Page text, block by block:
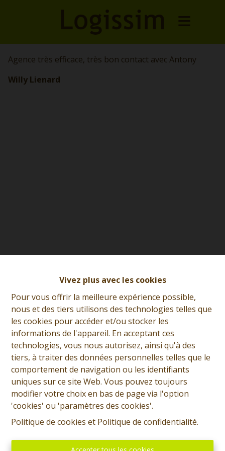
Vivez plus avec les cookies
Pour vous offrir la meilleure expérience possible,
nous et des tiers utilisons des technologies telles que
les cookies pour accéder et/ou stocker les
informations de l'appareil. En acceptant ces
technologies, vous nous autorisez, ainsi qu'à des
tiers, à traiter des données personnelles telles que le
comportement de navigation ou les identifiants
uniques sur ce site Web. Vous pouvez toujours
modifier votre choix en bas de page via l'option
'cookies' ou 'paramètres des cookies'.
Politique de cookies et Politique de confidentialité.
Agence très efficace, très bon contact avec Antony
Willy Lienard
Adresse
7300 - BOUSSU